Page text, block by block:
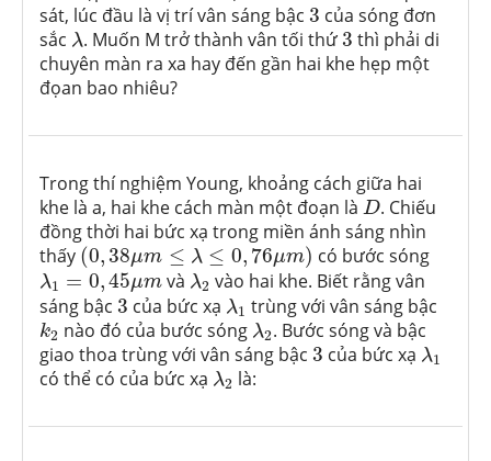
sát, lúc đầu là vị trí vân sáng bậc 3
3của sóng đơn
sắc λ
λ. Muốn M trở thành vân tối thứ3
3thì phải di
chuyên màn ra xa hay đến gần hai khe hẹp một
đọan bao nhiêu?
Trong thí nghiệm Young, khoảng cách giữa hai
khe là a, hai khe cách màn một đoạn là D
D. Chiếu
đồng thời hai bức xạ trong miền ánh sáng nhìn
thấy (0,38μm ≤ λ ≤ 0, 76μm)
(0,38μm≤λ≤0 76μm) có bước sóng
λ1 = 0,45μm
λ1= 0,45μm và λ2
λ2vào hai khe. Biết rằng vân
sáng bậc 3
3 của bức xạ λ1
λ1 trùng với vân sáng bậc
k2
k2nào đó của bước sóng λ2
λ2. Bước sóng và bậc
giao thoa trùng với vân sáng bậc 3
3 của bức xạ λ1
λ
có thể có của bức xạ λ2
λ2là: